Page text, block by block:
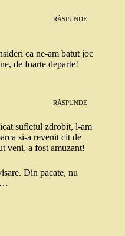
RĂSPUNDE
ca ne-am batut joc
de foarte departe!
RĂSPUNDE
sufletul zdrobit, l-am
si-a revenit cit de
veni, a fost amuzant!
Din pacate, nu